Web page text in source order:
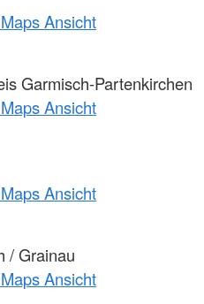
Ansicht
Garmisch-Partenkirchen
Ansicht
Ansicht
/ Grainau
Ansicht